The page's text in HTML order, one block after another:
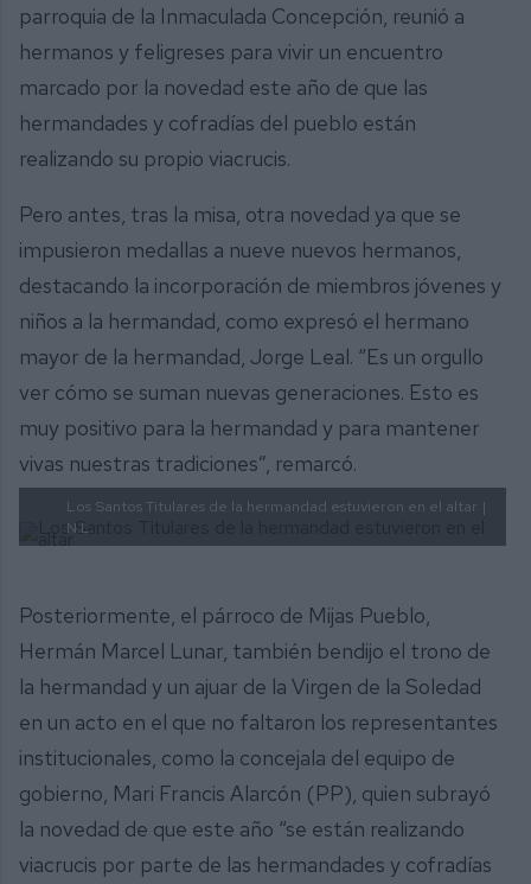
parroquia de la Inmaculada Concepción, reunió a
hermanos y feligreses para vivir un encuentro
marcado por la novedad este año de que las
hermandades y cofradías del pueblo están
realizando su propio viacrucis.
Pero antes, tras la misa, otra novedad ya que se
impusieron medallas a nueve nuevos hermanos,
destacando la incorporación de miembros jóvenes y
niños a la hermandad, como expresó el hermano
mayor de la hermandad, Jorge Leal. “Es un orgullo
ver cómo se suman nuevas generaciones. Esto es
muy positivo para la hermandad y para mantener
vivas nuestras tradiciones”, remarcó.
Los Santos Titulares de la hermandad estuvieron en el altar |
N.L.
Posteriormente, el párroco de Mijas Pueblo,
Hermán Marcel Lunar, también bendijo el trono de
la hermandad y un ajuar de la Virgen de la Soledad
en un acto en el que no faltaron los representantes
institucionales, como la concejala del equipo de
gobierno, Mari Francis Alarcón (PP), quien subrayó
la novedad de que este año “se están realizando
viacrucis por parte de las hermandades y cofradías